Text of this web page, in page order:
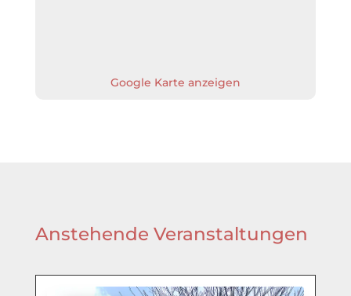
Google Karte anzeigen
Anstehende Veranstaltungen